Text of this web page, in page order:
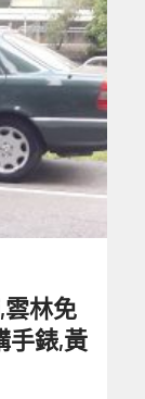
林免
手錶,黃